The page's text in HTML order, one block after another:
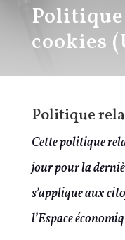
cookies
Politique
Cette politique
jour pour la
s’applique aux
l’Espace